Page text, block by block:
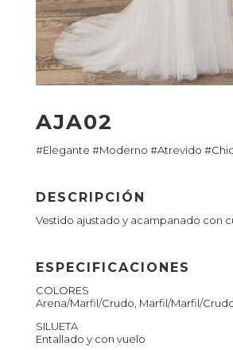
AJA02
#Elegante #Moderno #Atrevido #Chic
DESCRIPCIÓN
Vestido ajustado y acampanado con
ESPECIFICACIONES
COLORES
Arena/Marfil/Crudo, Marfil/Marfil/
SILUETA
Entallado y con vuelo